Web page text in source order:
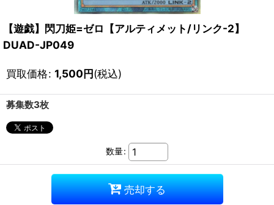
【遊戯】閃刀姫=ゼロ【アルティメット/リンク-2】
DUAD-JP049
買取価格: 1,500円(税込)
募集数3枚
数量:
売却する